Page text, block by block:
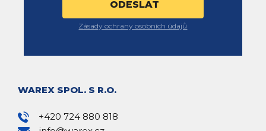
Zásady ochrany osobních údajů
WAREX SPOL. S R.O.
+420 724 880 818